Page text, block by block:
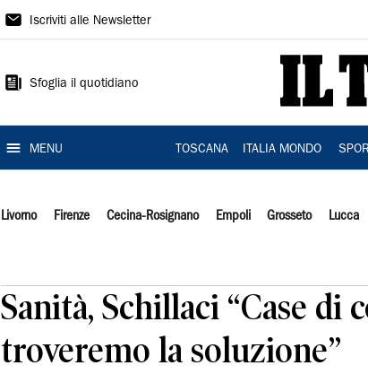
Il
Iscriviti alle Newsletter
Sfoglia il quotidiano
MENU TOSCANA ITALIA MONDO
Livorno Firenze Cecina-Rosignano Empoli Grosseto Lucca
Sanità, Schillaci “Case
troveremo la soluzione”